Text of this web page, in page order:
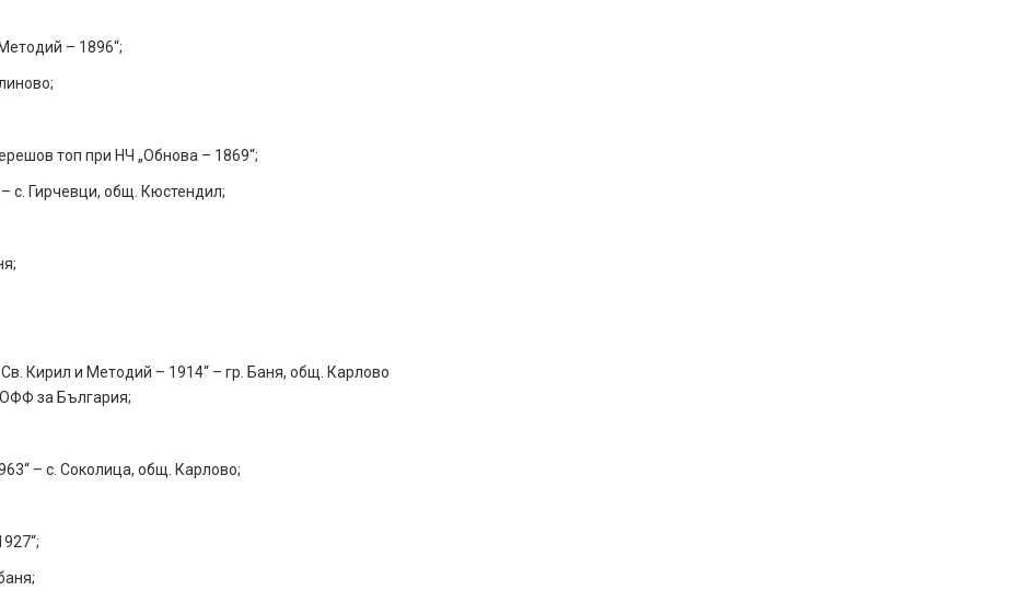
– 1896“;
топ при НЧ „Обнова – 1869“;
с. Гирчевци, общ. Кюстендил;
Кирил и Методий – 1914“ – гр. Баня, общ. Карлово
за България;
– с. Соколица, общ. Карлово;